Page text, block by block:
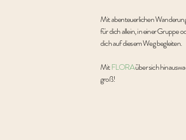
Mit abenteuerlichen
für dich allein, in einer Gruppe
dich auf diesem Weg begleiten.
MitFLORAüber sich
groß!